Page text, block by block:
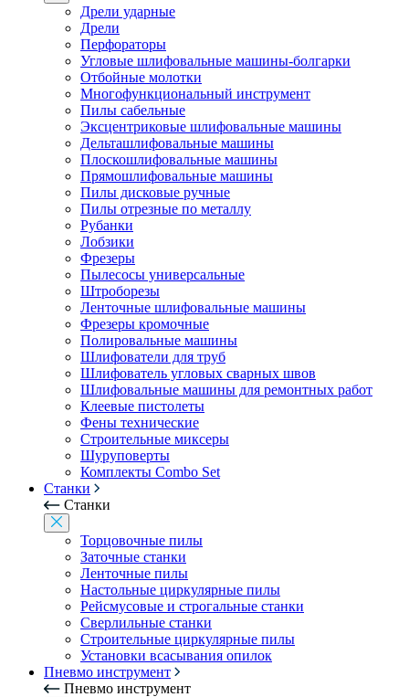
Дрели ударные
Дрели
Перфораторы
Угловые шлифовальные машины-болгарки
Отбойные молотки
Многофункциональный инструмент
Пилы сабельные
Эксцентриковые шлифовальные машины
Дельташлифовальные машины
Плоскошлифовальные машины
Прямошлифовальные машины
Пилы дисковые ручные
Пилы отрезные по металлу
Рубанки
Лобзики
Фрезеры
Пылесосы универсальные
Штроборезы
Ленточные шлифовальные машины
Фрезеры кромочные
Полировальные машины
Шлифователи для труб
Шлифователь угловых сварных швов
Шлифовальные машины для ремонтных работ
Клеевые пистолеты
Фены технические
Строительные миксеры
Шуруповерты
Комплекты Combo Set
Станки
Станки
Торцовочные пилы
Заточные станки
Ленточные пилы
Настольные циркулярные пилы
Рейсмусовые и строгальные станки
Сверлильные станки
Строительные циркулярные пилы
Установки всасывания опилок
Пневмо инструмент
Пневмо инструмент